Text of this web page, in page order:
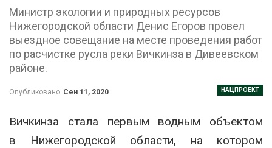
Министр экологии и природных ресурсов
Нижегородской области Денис Егоров провел
выездное совещание на месте проведения работ
по расчистке русла реки Вичкинза в Дивеевском
районе.
НАЦПРОЕКТ
Опубликовано Сен 11, 2020
Вичкинза стала первым водным объектом
в Нижегородской области, на котором